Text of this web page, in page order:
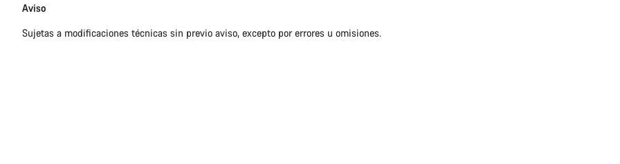
Exención
responsabilidades
Aviso
Sujetas a modificaciones técnicas sin previo aviso, excepto por errores u omisiones.